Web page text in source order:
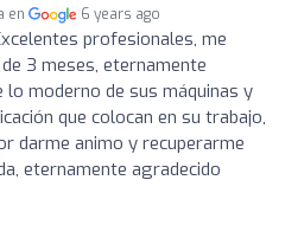
en 6 years ago
profesionales, me
3 meses, eternamente
moderno de sus máquinas y
que colocan en su trabajo,
darme animo y recuperarme
eternamente agradecido